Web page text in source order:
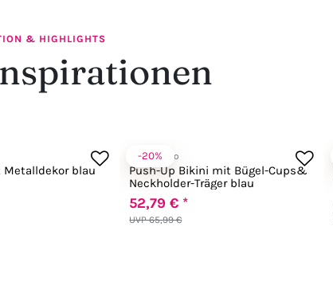
& HIGHLIGHTS
Metalldekor blau
-20%
Anabel Arto
Push-Up Bikini mit Bügel-Cups&
Neckholder-Träger blau
UVP 65,99 €
52,79 € *